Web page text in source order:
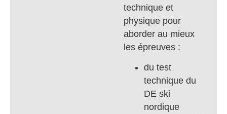
technique et
physique pour
aborder au mieux
les épreuves :
du test
technique du
DE ski
nordique